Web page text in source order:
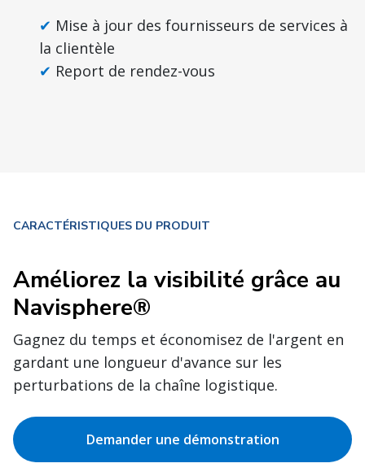
Mise à jour des fournisseurs de services à
la clientèle
Report de rendez-vous
CARACTÉRISTIQUES DU PRODUIT
Améliorez la visibilité grâce au
Navisphere®
Gagnez du temps et économisez de l'argent en
gardant une longueur d'avance sur les
perturbations de la chaîne logistique.
Demander une démonstration